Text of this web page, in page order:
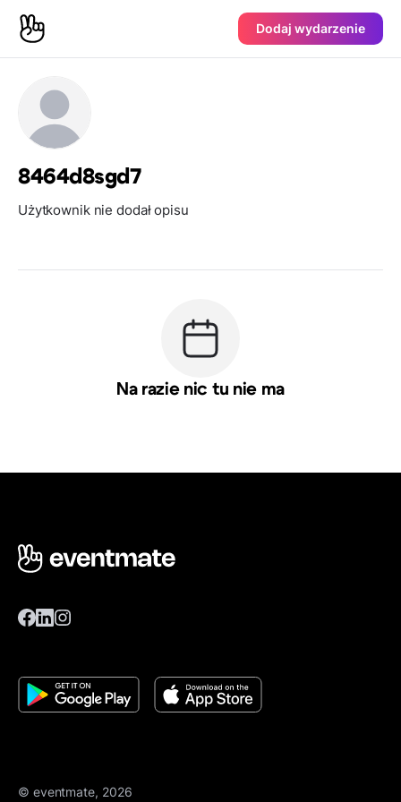
Dodaj wydarzenie
8464d8sgd7
Użytkownik nie dodał opisu
Na razie nic tu nie ma
© eventmate, 2026